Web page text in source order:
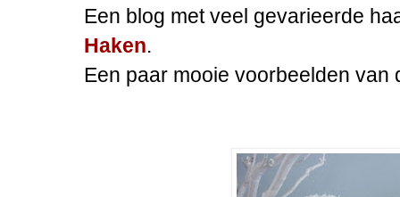
Een blog met veel gevarieerde
Haken.
Een paar mooie voorbeelden van